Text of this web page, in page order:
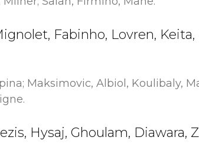
Fabinho, Lovren,
Maksimovic, Albiol, Koulibaly,
Hysaj, Ghoulam, Diawara,